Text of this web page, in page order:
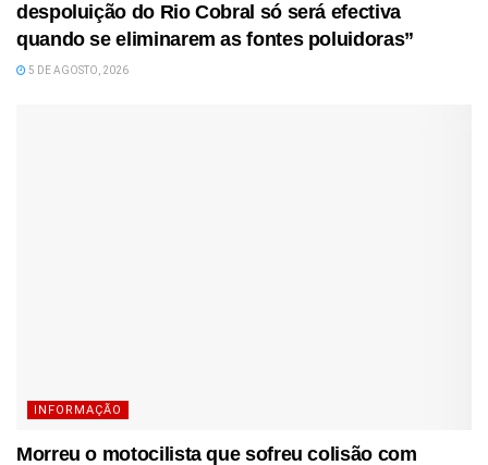
despoluição do Rio Cobral só será efectiva
quando se eliminarem as fontes poluidoras”
5 DE AGOSTO, 2026
INFORMAÇÃO
Morreu o motocilista que sofreu colisão com